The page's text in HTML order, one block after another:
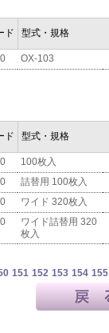
ド 型式・規格
OX-103
ド 型式・規格
100枚入
詰替用 100枚入
ワイド 320枚入
ワイド詰替用 320
枚入
151 152 153 154 155